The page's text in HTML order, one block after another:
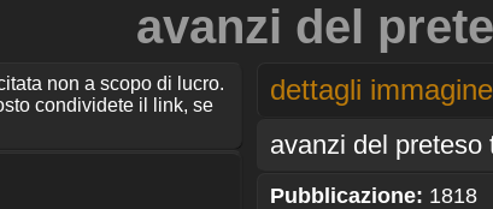
avanzi del
non a scopo di lucro.
condividete il link, se
dettagli immagine
avanzi del preteso
Pubblicazione: 1818